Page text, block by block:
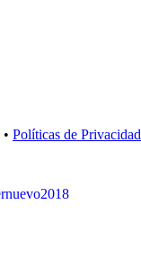
• Políticas de Privacidad